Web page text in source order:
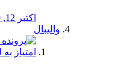
اکتبر 12, 2019
والیبال